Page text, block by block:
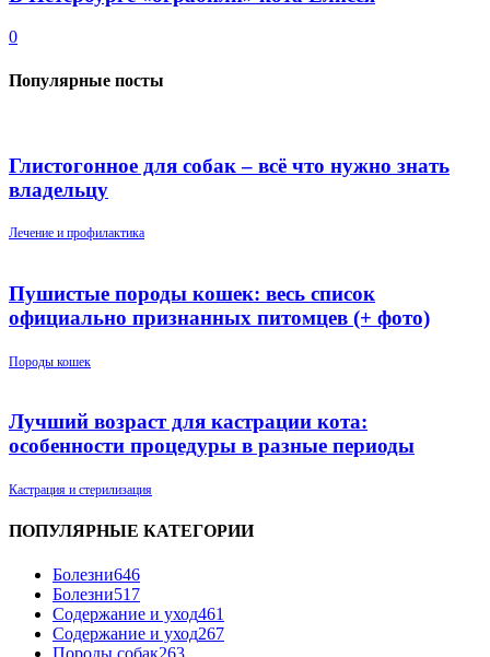
0
Популярные посты
Глистогонное для собак – всё что нужно знать
владельцу
Лечение и профилактика
Пушистые породы кошек: весь список
официально признанных питомцев (+ фото)
Породы кошек
Лучший возраст для кастрации кота:
особенности процедуры в разные периоды
Кастрация и стерилизация
ПОПУЛЯРНЫЕ КАТЕГОРИИ
Болезни646
Болезни517
Содержание и уход461
Содержание и уход267
Породы собак263